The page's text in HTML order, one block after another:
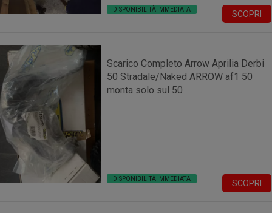
DISPONIBILITÀ IMMEDIATA SCOPRI
Scarico Completo Arrow Aprilia Derbi
50 Stradale/Naked ARROW af1 50
monta solo sul 50
DISPONIBILITÀ IMMEDIATA SCOPRI